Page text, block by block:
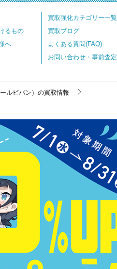
るもの
へ
買取強化カテゴリー一覧
買取ブログ
よくある質問(FAQ)
お問い合わせ・事前査定
ルビバン）の買取情報